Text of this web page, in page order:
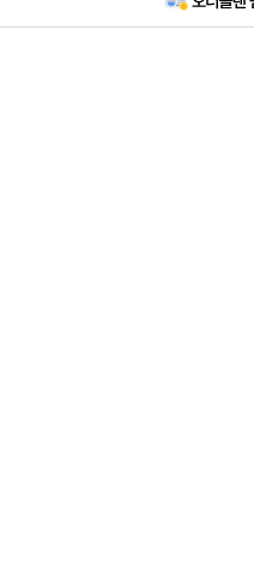
6등급
16등급